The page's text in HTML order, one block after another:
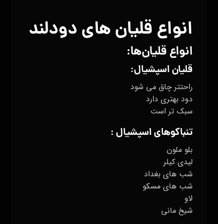
انواع قلیان های دودلند
انواع قلیان‌ها:
قلیان اسپشیال:
راحتتر چاق می شود
دود بهتری دارد
سبک تر است
تنباکوهای اسپشیال :
بلو ملون
لیدی کیلر
شب های بغداد
شب های مسکو
لاو
شیخ مانی